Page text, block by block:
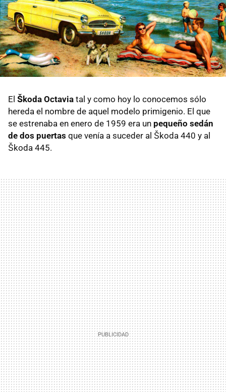
El Škoda Octavia tal y como hoy lo conocemos sólo
hereda el nombre de aquel modelo primigenio. El que
se estrenaba en enero de 1959 era un pequeño sedán
de dos puertas que venía a suceder al Škoda 440 y al
Škoda 445.